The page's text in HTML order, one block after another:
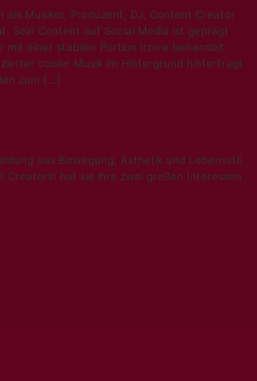
Musiker, Produzent, DJ, Content Creator
Sein Content auf Social Media ist geprägt
einer stabilen Portion Ironie behandelt.
cooler Musik im Hintergrund hinterfragt
zum […]
aus Bewegung, Ästhetik und Lebensstil.
Creatorin hat sie ihre zwei großen Interessen